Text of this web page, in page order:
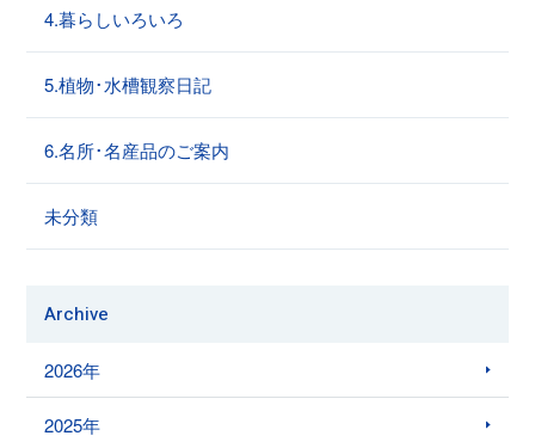
4.暮らしいろいろ
5.植物･水槽観察日記
6.名所･名産品のご案内
未分類
Archive
2026年
2025年